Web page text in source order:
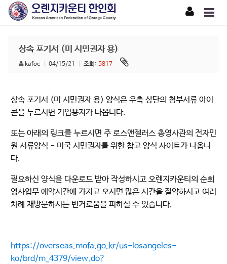
상속 포기서 (미 시민권자 용)
kafoc 04/15/21 조회: 5817
상속 포기서 (미 시민권자 용) 양식은 우측 상단의 첨부서류 아이
콘을 누르시면 기입용지가 나옵니다.
또는 아래의 링크를 누르시면 주 로스앤젤러스 총영사관의 전자민
원 서류양식 - 미국 시민권자를 위한 참고 양식 사이트가 나옵니
다.
필요하신 양식을 다운로드 받아 작성하시고 오렌지카운티의 순회
영사업무 예약시간에 가지고 오시면 많은 시간을 절약하시고 여러
차례 재방문하시는 번거로움을 피하실 수 있습니다.
https://overseas.mofa.go.kr/us-losangeles-
ko/brd/m_4379/view.do?